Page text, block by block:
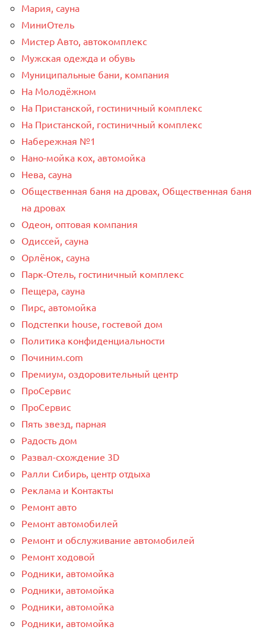
Мария, сауна
МиниОтель
Мистер Авто, автокомплекс
Мужская одежда и обувь
Муниципальные бани, компания
На Молодёжном
На Пристанской, гостиничный комплекс
На Пристанской, гостиничный комплекс
Набережная №1
Нано-мойка кох, автомойка
Нева, сауна
Общественная баня на дровах, Общественная баня
на дровах
Одеон, оптовая компания
Одиссей, сауна
Орлёнок, сауна
Парк-Отель, гостиничный комплекс
Пещера, сауна
Пирс, автомойка
Подстепки house, гостевой дом
Политика конфиденциальности
Починим.com
Премиум, оздоровительный центр
ПроСервис
ПроСервис
Пять звезд, парная
Радость дом
Развал-схождение 3D
Ралли Сибирь, центр отдыха
Реклама и Контакты
Ремонт авто
Ремонт автомобилей
Ремонт и обслуживание автомобилей
Ремонт ходовой
Родники, автомойка
Родники, автомойка
Родники, автомойка
Родники, автомойка